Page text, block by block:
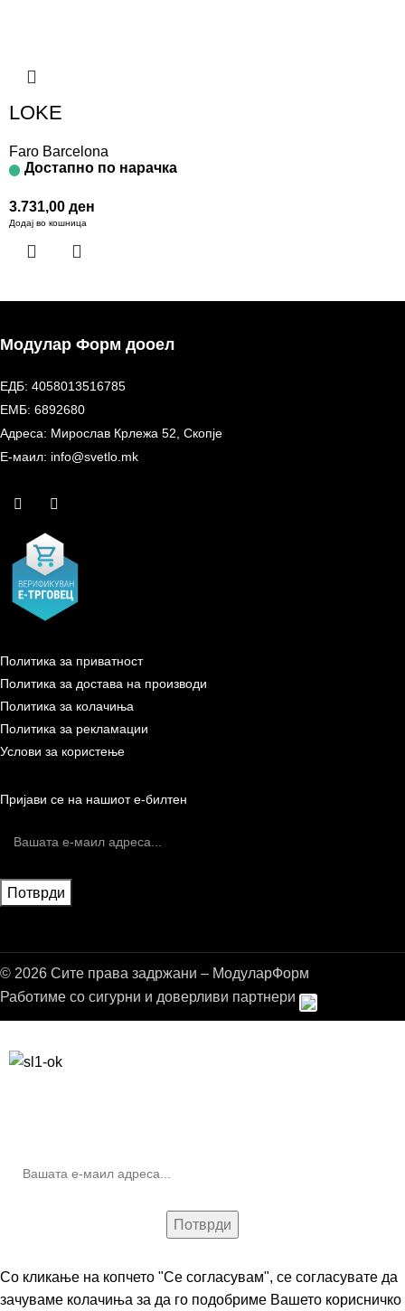
LOKE
Faro Barcelona
Достапно по нарачка
3.731,00 ден
Додај во кошница
Модулар Форм дооел
ЕДБ: 4058013516785
ЕМБ: 6892680
Адреса: Мирослав Крлежа 52, Скопје
Е-маил: info@svetlo.mk
Политика за приватност
Политика за достава на производи
Политика за колачиња
Политика за рекламации
Услови за користење
Пријави се на нашиот е-билтен
© 2026 Сите права задржани – МодуларФорм
Работиме со сигурни и доверливи партнери
Со кликање на копчето "Се согласувам", се согласувате да
зачуваме колачиња за да го подобриме Вашето корисничко